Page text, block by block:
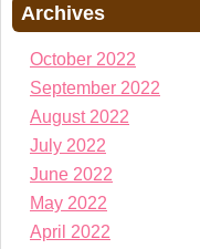
Archives
October 2022
September 2022
August 2022
July 2022
June 2022
May 2022
April 2022